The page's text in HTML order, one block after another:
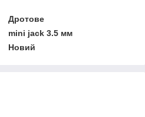
Дротове
mini jack 3.5 мм
Новий